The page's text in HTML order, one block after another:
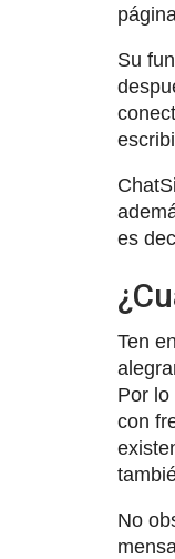
Su
es
Ten
Por
con
No